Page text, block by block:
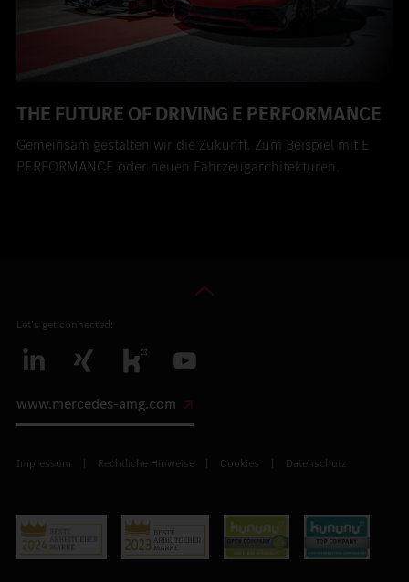
THE FUTURE OF DRIVING E PERFORMANCE
Gemeinsam gestalten wir die Zukunft. Zum Beispiel mit E
PERFORMANCE oder neuen Fahrzeugarchitekturen.
Let’s get connected:
www.mercedes-amg.com
Impressum Rechtliche Hinweise Cookies Datenschutz